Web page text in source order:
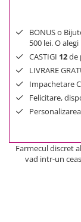
BONUS o
500 lei. O
CASTIGI 12de
LIVRARE
Impachetare
Felicitare,
Farmecul discret
vad intr-un